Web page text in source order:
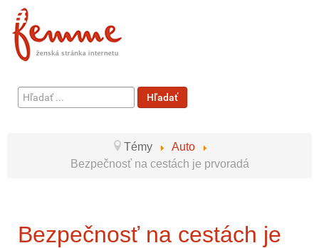
Hľadať
...
Hľadať
Témy
Auto
Bezpečnosť na cestách je prvoradá
Bezpečnosť na cestách je